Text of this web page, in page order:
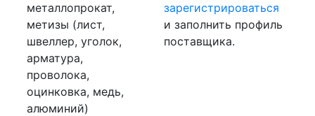
металлопрокат,
метизы (лист,
швеллер, уголок,
арматура,
проволока,
оцинковка, медь,
алюминий)
зарегистрироваться
и заполнить профиль
поставщика.